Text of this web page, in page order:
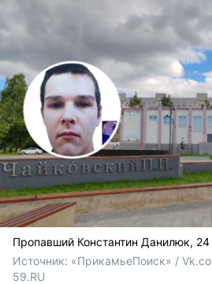
Пропавший Константин Данилюк, 24
Источник: «ПрикамьеПоиск» /
59.RU